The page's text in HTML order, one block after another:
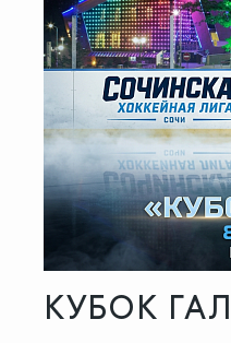
КУБОК